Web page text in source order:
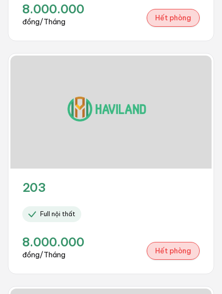
8.000.000
đồng/Tháng Hết phòng
203
Full nội thất
8.000.000
đồng/Tháng Hết phòng